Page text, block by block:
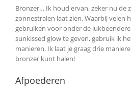
Bronzer… Ik houd ervan, zeker nu de
zonnestralen laat zien. Waarbij velen
gebruiken voor onder de
sunkissed glow te geven, gebruik ik
manieren. Ik laat je graag drie
bronzer kunt halen!
Afpoederen